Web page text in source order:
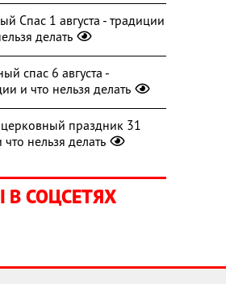
Спас 1 августа - традиции
делать
спас 6 августа -
и что нельзя делать
праздник 31
нельзя делать
СОЦСЕТЯХ